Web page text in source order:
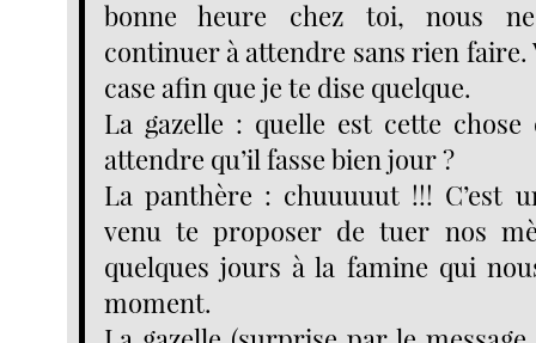
bonne heure chez toi, nous
continuer à attendre sans rien
case afin que je te dise quelque.
La gazelle : quelle est cette
attendre qu’il fasse bien jour ?
La panthère : chuuuuut !!! C’est
venu te proposer de tuer nos
quelques jours à la famine qui
moment.